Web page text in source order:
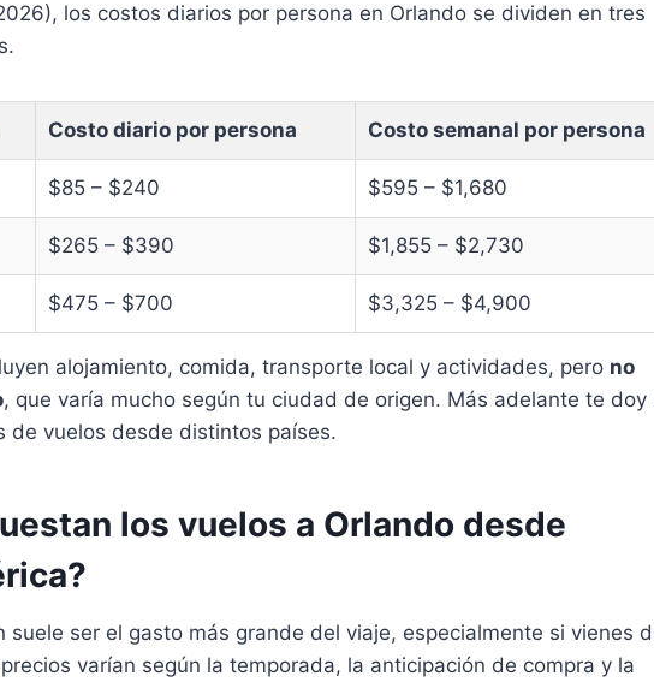
los costos diarios por persona en Orlando se dividen en tres
Costo diario por persona Costo semanal por persona
$85 – $240 $595 – $1,680
$265 – $390 $1,855 – $2,730
$475 – $700 $3,325 – $4,900
alojamiento, comida, transporte local y actividades, pero no
, que varía mucho según tu ciudad de origen. Más adelante te doy
de vuelos desde distintos países.
los vuelos a Orlando desde
suele ser el gasto más grande del viaje, especialmente si vienes
varían según la temporada, la anticipación de compra y la